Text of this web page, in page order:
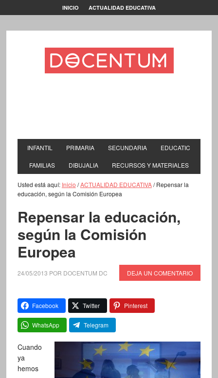
INICIO ACTUALIDAD EDUCATIVA
INFANTIL PRIMARIA SECUNDARIA EDUCATIC
FAMILIAS DIBUJALIA RECURSOS Y MATERIALES
Usted está aquí: Inicio /ACTUALIDAD EDUCATIVA/Repensar la
educación, según la Comisión Europea
Repensar la educación,
según la Comisión
Europea
24/05/2013 POR DOCENTUM DC DEJA UN COMENTARIO
Facebook Twitter Pinterest
WhatsApp Telegram
Cuando
ya
hemos